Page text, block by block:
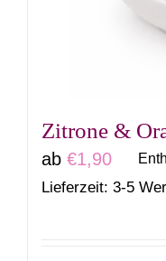
Zitrone &
ab €1,90
Lieferzeit: 3-5